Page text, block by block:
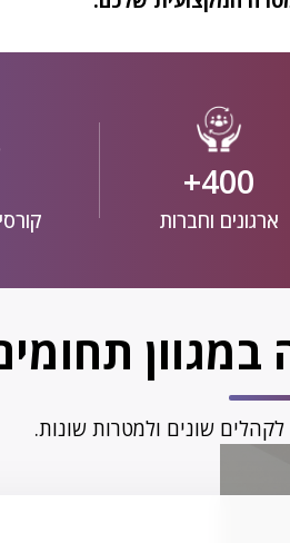
400+
ארגונים וחברות
לקהלים שונים ולמטרות שונות.